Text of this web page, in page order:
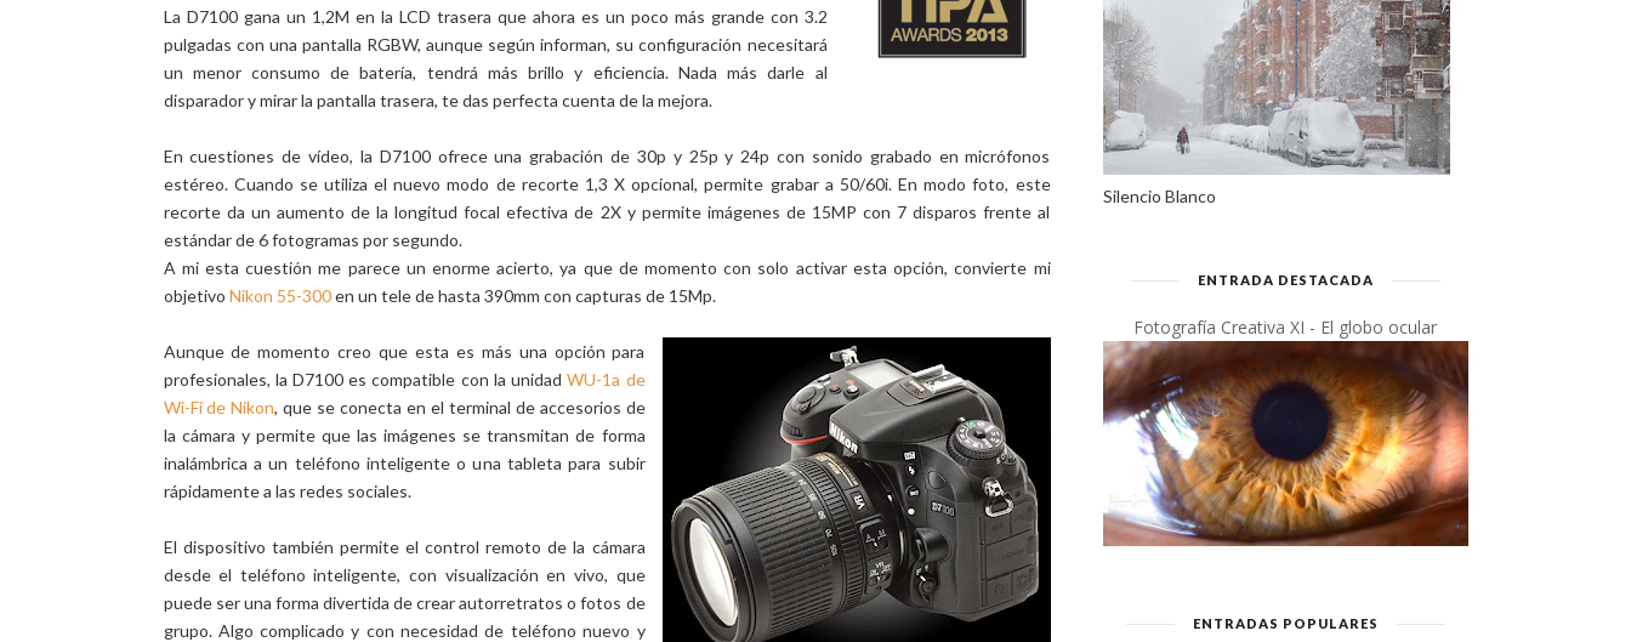
La D7100 gana un 1,2M en la LCD trasera que ahora es un poco más grande con 3.2
pulgadas con una pantalla RGBW, aunque según informan, su configuración necesitará
un menor consumo de batería, tendrá más brillo y eficiencia. Nada más darle al
disparador y mirar la pantalla trasera, te das perfecta cuenta de la mejora.
En cuestiones de vídeo, la D7100 ofrece una grabación de 30p y 25p y 24p con sonido grabado en micrófonos
estéreo. Cuando se utiliza el nuevo modo de recorte 1,3 X opcional, permite grabar a 50/60i. En modo foto, este
recorte da un aumento de la longitud focal efectiva de 2X y permite imágenes de 15MP con 7 disparos frente al
estándar de 6 fotogramas por segundo.
A mi esta cuestión me parece un enorme acierto, ya que de momento con solo activar esta opción, convierte mi
objetivo Nikon 55-300en un tele de hasta 390mm con capturas de 15Mp.
Aunque de momento creo que esta es más una opción para
profesionales, la D7100 es compatible con la unidadWU-1a de
Wi-Fi de Nikon, que se conecta en el terminal de accesorios de
la cámara y permite que las imágenes se transmitan de forma
inalámbrica a un teléfono inteligente o una tableta para subir
rápidamente a las redes sociales.
El dispositivo también permite el control remoto de la cámara
desde el teléfono inteligente, con visualización en vivo, que
puede ser una forma divertida de crear autorretratos o fotos de
grupo. Algo complicado y con necesidad de teléfono nuevo y
Silencio Blanco
ENTRADA DESTACADA
Fotografía Creativa XI - El globo ocular
ENTRADAS POPULARES